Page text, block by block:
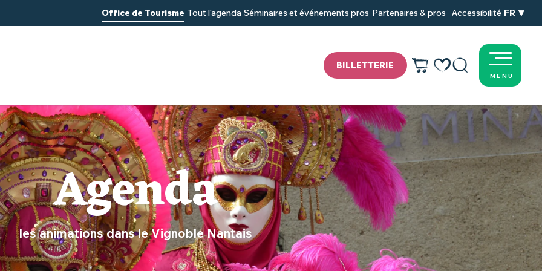
BILLETTERIE
Voir les favoris
Recherche
Office de Tourisme Tout l'agenda Séminaires et événements pros Partenaires & pros Accessibilité FR
MENU
Agenda
les animations dans le Vignoble Nantais